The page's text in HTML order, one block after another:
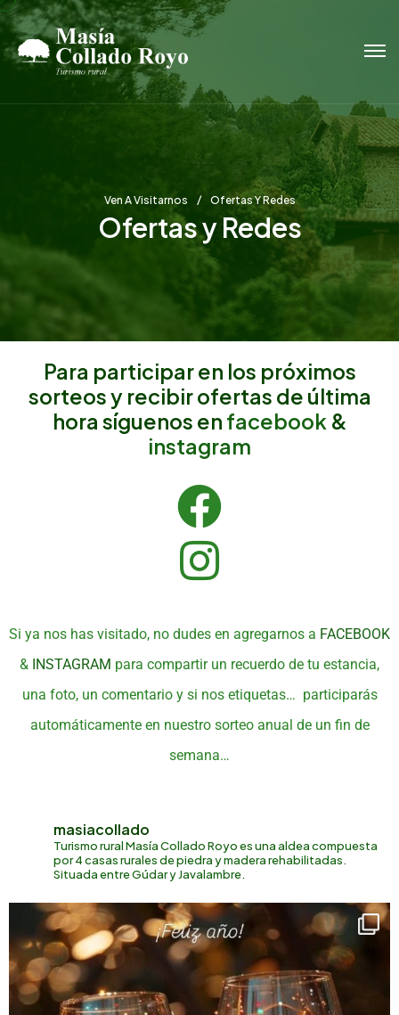
Ven A Visitarnos Ofertas Y Redes
Ofertas y Redes
Para participar en los próximos
sorteos y recibir ofertas de última
hora síguenos en facebook &
instagram
Si ya nos has visitado, no dudes en agregarnos a FACEBOOK
& INSTAGRAM para compartir un recuerdo de tu estancia,
una foto, un comentario y si nos etiquetas… participarás
automáticamente en nuestro sorteo anual de un fin de
semana…
masiacollado
Turismo ruralMasía Collado Royo es una aldea compuesta
por 4 casas rurales de piedra y madera rehabilitadas.
Situada entre Gúdar y Javalambre.